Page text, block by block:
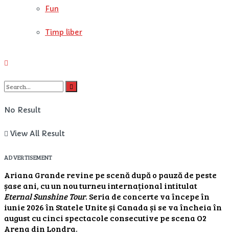
Fun
Timp liber
No Result
View All Result
ADVERTISEMENT
Ariana Grande revine pe scenă după o pauză de peste
șase ani, cu un nou turneu internațional intitulat
Eternal Sunshine Tour. Seria de concerte va începe în
iunie 2026 în Statele Unite și Canada și se va încheia în
august cu cinci spectacole consecutive pe scena O2
Arena din Londra.